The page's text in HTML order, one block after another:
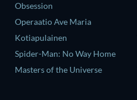
Obsession
Operaatio Ave Maria
Kotiapulainen
Spider-Man: No Way Home
Masters of the Universe